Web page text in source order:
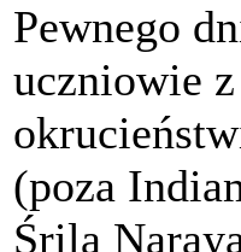
Pewnego
uczniowie
(poza
Śrila